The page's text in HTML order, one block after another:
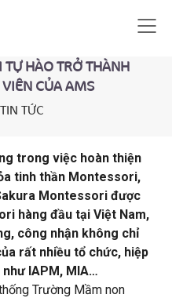
TỰ HÀO TRỞ THÀNH
CỦA AMS
TIN TỨC
trong việc hoàn thiện
tinh thần Montessori,
Montessori được
hàng đầu tại Việt Nam,
công nhận không chỉ
rất nhiều tổ chức, hiệp
IAPM, MIA…
Trường Mầm non